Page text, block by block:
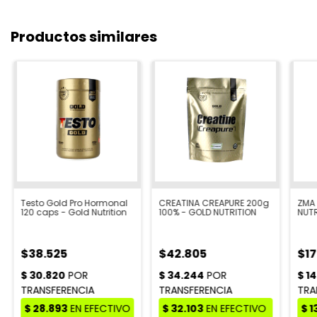
Productos similares
Testo Gold Pro Hormonal
120 caps - Gold Nutrition
$38.525
CREATINA CREAPURE 200g
100% - GOLD NUTRITION
$42.805